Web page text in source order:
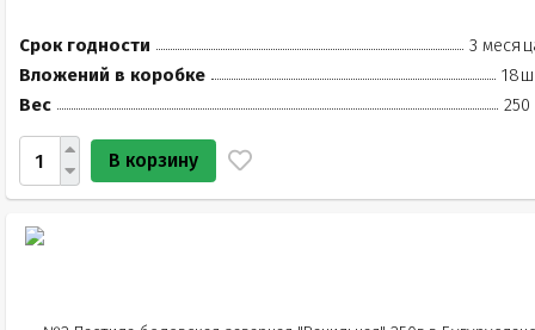
Срок годности
3
Вложений в коробке
Вес
250
В корзину